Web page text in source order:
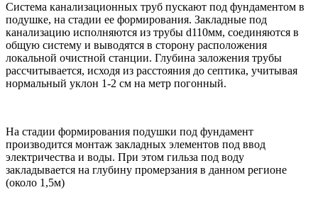
Система канализационных труб пускают под фундаментом в
подушке, на стадии ее формирования. Закладные под
канализацию исполняются из трубы d110мм, соединяются в
общую систему и выводятся в сторону расположения
локальной очистной станции. Глубина заложения трубы
рассчитывается, исходя из расстояния до септика, учитывая
нормальный уклон 1-2 см на метр погонный.
На стадии формирования подушки под фундамент
производится монтаж закладных элементов под ввод
электричества и воды. При этом гильза под воду
закладывается на глубину промерзания в данном регионе
(около 1,5м)